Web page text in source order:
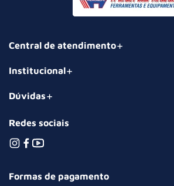
Central de atendimento
Institucional
Dúvidas
Redes sociais
Formas de pagamento